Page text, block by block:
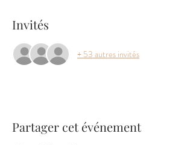
Invités
+ 53 autres invités
Partager cet événement